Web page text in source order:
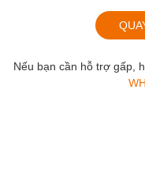
Nếu bạn cần hỗ trợ gấp,